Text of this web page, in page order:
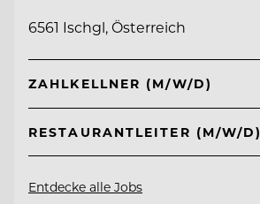
6561 Ischgl, Österreich
ZAHLKELLNER (M/W/D)
RESTAURANTLEITER (M/W/D)
Entdecke alle Jobs